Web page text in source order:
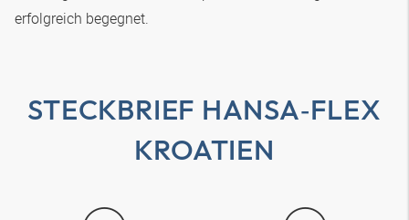
erfolgreich begegnet.
STECKBRIEF HANSA‑FLEX
KROATIEN